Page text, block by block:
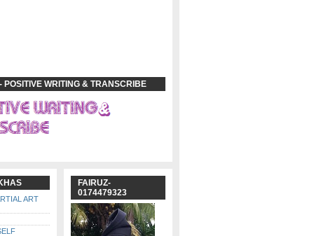
POSITIVE WRITING & TRANSCRIBE
ART
FAIRUZ-
0174479323